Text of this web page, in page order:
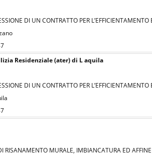
DI UN CONTRATTO PER
Residenziale (ater) di L aquila
DI UN CONTRATTO PER
RISANAMENTO MURALE, IMBIANCATURA ED